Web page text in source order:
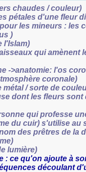
chaudes / couleur)
pétales d'une fleur
les mineurs : les
)
l'Islam)
qui
->anatomie: l'os
coronale)
métal / sorte de
dont les fleurs
qui professe
du cuir) s'utilise au
des prêtres de la
lumière)
: ce qu'on ajoute à
découlant